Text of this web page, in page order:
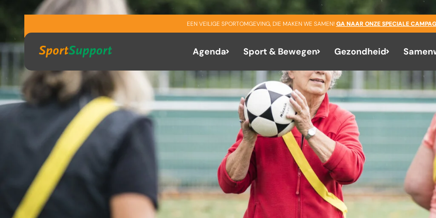
EEN VEILIGE SPORTOMGEVING, DIE MAKEN WE SAMEN! GA NAAR ONZE SPECIALE
Agenda Sport & Bewegen Gezondheid